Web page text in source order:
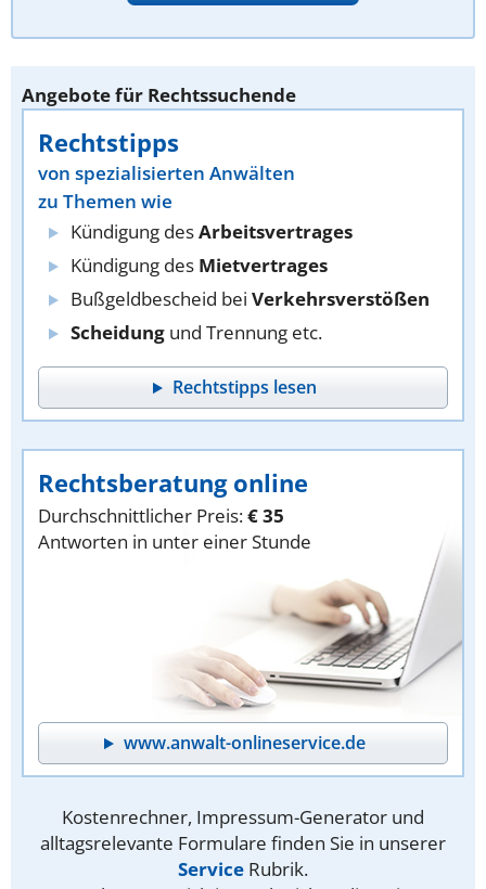
Angebote für Rechtssuchende
Rechtstipps
von spezialisierten Anwälten
zu Themen wie
Kündigung desArbeitsvertrages
Kündigung des Mietvertrages
Bußgeldbescheid bei Verkehrsverstößen
Scheidung und Trennung etc.
Rechtstipps lesen
Rechtsberatung online
Durchschnittlicher Preis:€ 35
Antworten in unter einer Stunde
www.anwalt-onlineservice.de
Kostenrechner, Impressum-Generator und
alltagsrelevante Formulare finden Sie in unserer
Service Rubrik.